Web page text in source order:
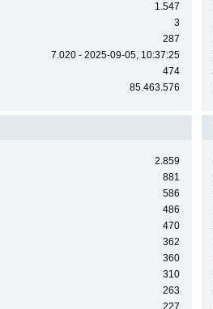
1.547
3
287
7.020 - 2025-09-05, 10:37:25
474
85.463.576
2.859
881
586
486
470
362
360
310
263
227